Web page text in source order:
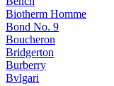
Biotherm Homme
Bond No. 9
Boucheron
Bridgerton
Burberry
Bvlgari